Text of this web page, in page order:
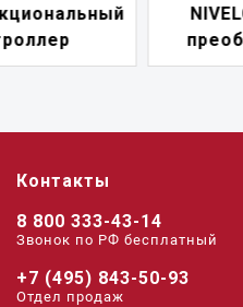
NIVELCONT PM —
преобразователь
Контакты
8 800 333-43-14
Звонок по РФ беcплатный
+7 (495) 843-50-93
Отдел продаж